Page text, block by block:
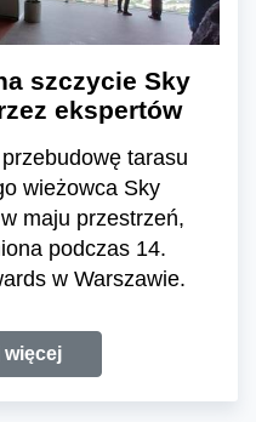
szczycie Sky
ekspertów
tarasu
wieżowca Sky
maju przestrzeń,
podczas 14.
w Warszawie.
więcej